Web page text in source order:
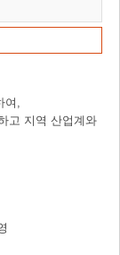
여,
고 지역 산업계와